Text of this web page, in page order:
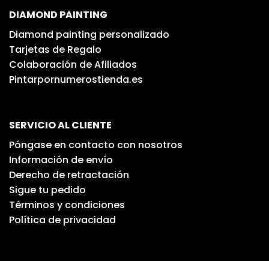
DIAMOND PAINTING
Diamond painting personalizado
Tarjetas de Regalo
Colaboración de Afiliados
Pintarpornumerostienda.es
SERVICIO AL CLIENTE
Póngase en contacto con nosotros
Información de envío
Derecho de retractación
Sigue tu pedido
Términos y condiciones
Política de privacidad